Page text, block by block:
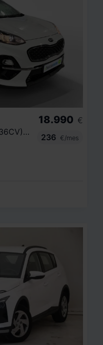
1.6 MHEV DRIVE 100KW (136CV) 4X2
18.990 €
236
€/mes